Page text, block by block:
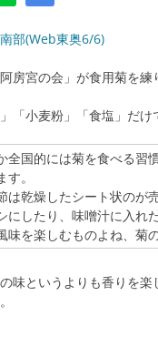
部(Web東奥6/6)
房宮の会」が食用菊を
「小麦粉」「食塩」だけ
全国的には菊を食べる習
す。
は乾燥したシート状のが
にしたり、味噌汁に入れ
味を楽しむものよね、菊
味というよりも香りを楽